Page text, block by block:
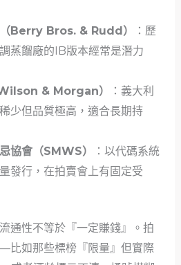
（Berry Bros. & Rudd）
：歷
蒸餾廠的IB版本經常是潛力
& Morgan）
：義大利
少但品質極高，適合長期持
協會（SMWS）
：以代碼系統
發行，在拍賣會上有固定受
通性不等於『一定賺錢』。拍
比如那些標榜『限量』但實際